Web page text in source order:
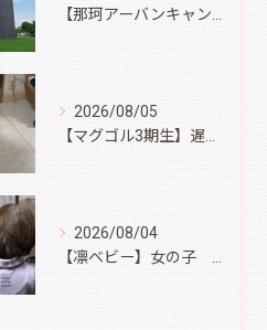
2026/08/05
2026/08/04